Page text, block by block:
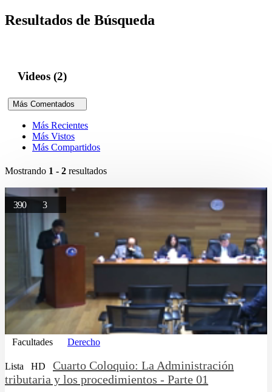
Resultados de Búsqueda
Videos (2)
Más Comentados
Más Recientes
Más Vistos
Más Compartidos
Mostrando 1 - 2 resultados
390 3
Facultades Derecho
Lista HD
Cuarto Coloquio: La Administración
tributaria y los procedimientos - Parte 01